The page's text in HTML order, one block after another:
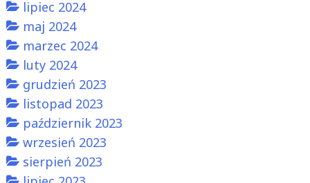
lipiec 2024
maj 2024
marzec 2024
luty 2024
grudzień 2023
listopad 2023
październik 2023
wrzesień 2023
sierpień 2023